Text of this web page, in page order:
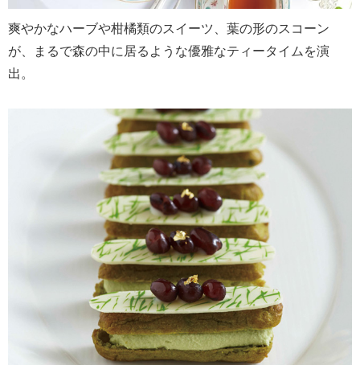
爽やかなハーブや柑橘類のスイーツ、葉の形のスコーン
が、まるで森の中に居るような優雅なティータイムを演
出。